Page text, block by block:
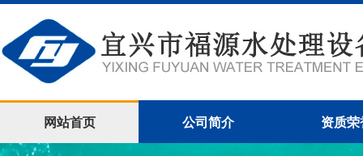
网站首页 公司简介 资质荣